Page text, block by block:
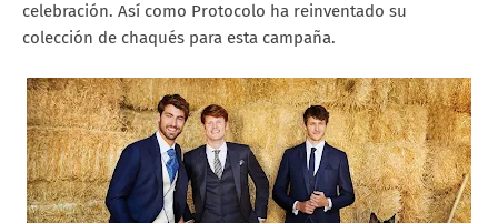
celebración. Así como Protocolo ha reinventado su
colección de chaqués para esta campaña.